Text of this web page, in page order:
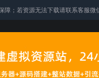
障；若资源无法下载请联系客服